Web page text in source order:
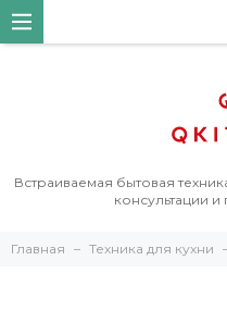
Встраиваемая бытовая
консультации
Главная Техника для кухни